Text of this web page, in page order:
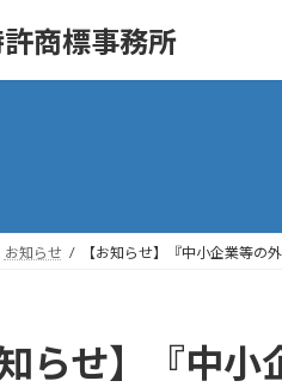
商標事務所
お知らせ 【お知らせ】『中小企業等の
知らせ】『中